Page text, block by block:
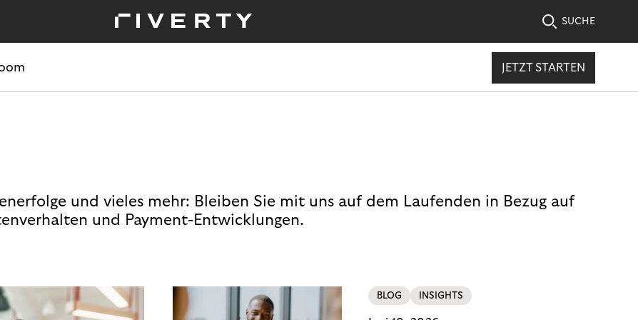
SUCHE
JETZT STARTEN
und vieles mehr: Bleiben Sie mit uns auf dem Laufenden in Bezug auf
und Payment-Entwicklungen.
BLOG INSIGHTS